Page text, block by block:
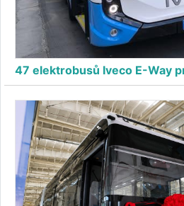
47 elektrobusů Iveco E-Way